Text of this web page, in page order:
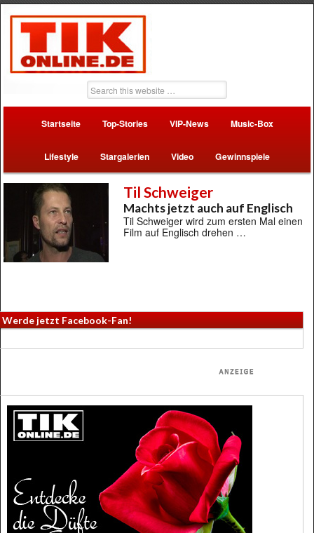
Startseite Top-Stories VIP-News Music-Box
Lifestyle Stargalerien Video Gewinnspiele
Til Schweiger
Machts jetzt auch auf Englisch
Til Schweiger wird zum ersten Mal einen
Film auf Englisch drehen …
Werde jetzt Facebook-Fan!